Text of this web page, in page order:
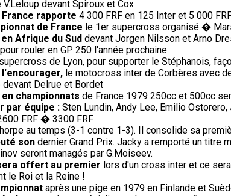
V.Leloup devant Spiroux et Cox
France rapporte 4 300 FRF en 125 Inter et 5 000
de France le 1er supercross organisé �
Afrique du Sud devant Jorgen Nilsson et Arno
pour rouler en GP 250 l'année prochaine
de Lyon, pour supporter le Stéphanois,
l'encourager, le motocross inter de Corbères avec
Delrue et Bordet
championnats de France 1979 250cc et 500cc
par équipe : Sten Lundin, Andy Lee, Emilio
FRF � 3300 FRF
au temps (3-1 contre 1-3). Il consolide sa
son dernier Grand Prix. Jacky a remporté un titre
seront managés par G.Moiseev.
offert au premier lors d'un cross inter et ce
le Roi et la Reine !
après une pige en 1979 en Finlande et